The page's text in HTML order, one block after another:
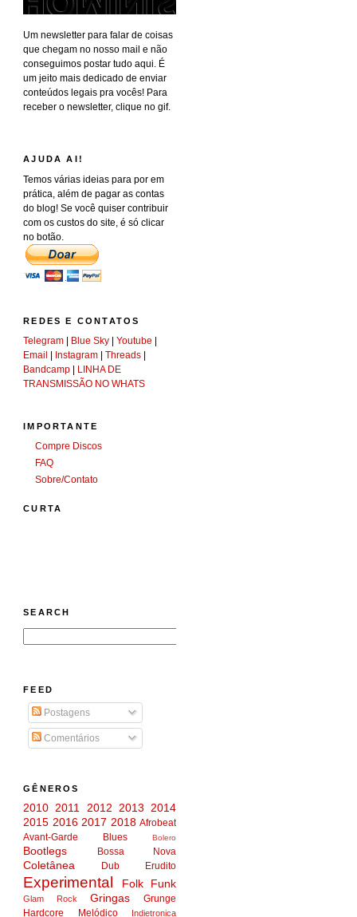
Um newsletter para falar de coisas
que chegam no nosso mail e não
conseguimos postar tudo aqui. É
um jeito mais dedicado de enviar
conteúdos legais pra vocês! Para
receber o newsletter, clique no gif.
AJUDA AI!
Temos várias ideias para por em
prática, além de pagar as contas
do blog! Se você quiser contribuir
com os custos do site, é só clicar
no botão.
REDES E CONTATOS
Telegram | Blue Sky |Youtube |
Email | Instagram |Threads |
Bandcamp | LINHA DE
TRANSMISSÃO NO WHATS
IMPORTANTE
Compre Discos
FAQ
Sobre/Contato
CURTA
SEARCH
FEED
Postagens
Comentários
GÊNEROS
2010 2011 2012 2013 2014
2015 2016 2017 2018 Afrobeat
Avant-Garde
Blues Bolero
Bootlegs Bossa Nova
Coletânea Dub Erudito
Experimental Folk Funk
Glam Rock Gringas
Grunge
Hardcore Melódico
Indietronica